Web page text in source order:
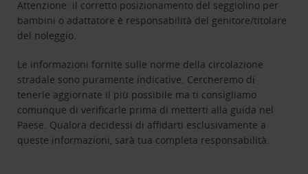
Attenzione: il corretto posizionamento del seggiolino per
bambini o adattatore è responsabilità del genitore/titolare
del noleggio.
Le informazioni fornite sulle norme della circolazione
stradale sono puramente indicative. Cercheremo di
tenerle aggiornate il più possibile ma ti consigliamo
comunque di verificarle prima di metterti alla guida nel
Paese. Qualora decidessi di affidarti esclusivamente a
queste informazioni, sarà tua completa responsabilità.